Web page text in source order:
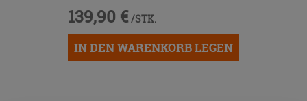
139,90 € /STK.
IN DEN WARENKORB LEGEN